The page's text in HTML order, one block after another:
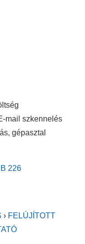
mail szkennelés
gépasztal
226
› FELÚJÍTOTT